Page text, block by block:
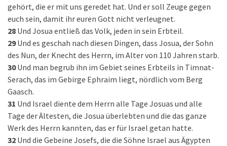
gehört, die er mit uns geredet hat. Und er soll Zeuge gegen
euch sein, damit ihr euren Gott nicht verleugnet.
28 Und Josua entließ das Volk, jeden in sein Erbteil.
29 Und es geschah nach diesen Dingen, dass Josua, der Sohn
des Nun, der Knecht des Herrn, im Alter von 110 Jahren starb.
30 Und man begrub ihn im Gebiet seines Erbteils in Timnat-
Serach, das im Gebirge Ephraim liegt, nördlich vom Berg
Gaasch.
31 Und Israel diente dem Herrn alle Tage Josuas und alle
Tage der Ältesten, die Josua überlebten und die das ganze
Werk des Herrn kannten, das er für Israel getan hatte.
32 Und die Gebeine Josefs, die die Söhne Israel aus Ägypten